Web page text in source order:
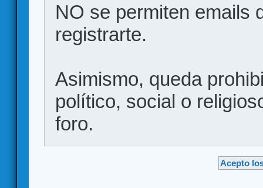
NO se permiten emails
registrarte.
Asimismo, queda
político, social o
foro.